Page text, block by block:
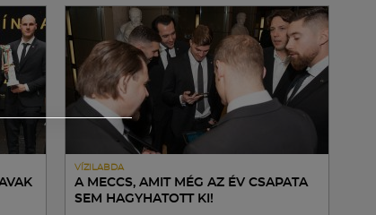
VÍZILABDA
A MECCS, AMIT MÉG AZ ÉV CSAPATA
SEM HAGYHATOTT KI!